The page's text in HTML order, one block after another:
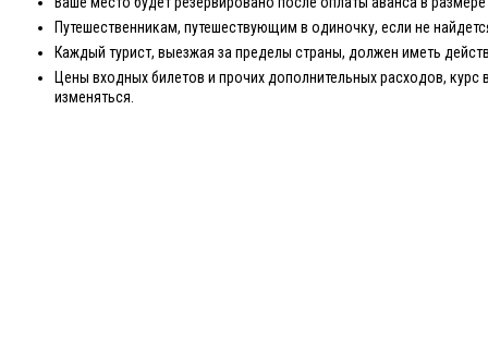
Путешественникам, путешествующим в одиночку, если не
Каждый турист, выезжая за пределы страны, должен иметь
Цены входных билетов и прочих дополнительных расходов,
изменяться.